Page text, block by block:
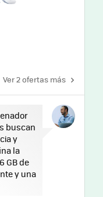
Ver 2 ofertas más
buscan
y
la
GB de
y una